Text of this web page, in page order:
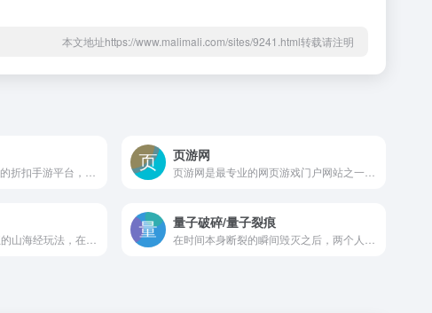
本文地址https://www.malimali.com/sites/9241.html转载请注明
页游网
量子破碎/量子裂痕